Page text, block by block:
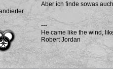
Aber ich finde sowas
---
He came like the wind,
Robert Jordan